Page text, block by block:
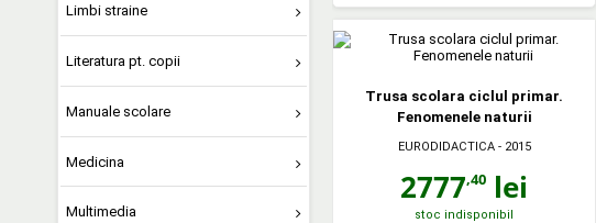
Limbi straine
Literatura pt. copii
Manuale scolare
Medicina
Multimedia
Trusa scolara ciclul primar.
Fenomenele naturii
EURODIDACTICA- 2015
2777,40 lei
stoc indisponibil